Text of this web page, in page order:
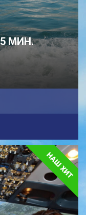
МИН.